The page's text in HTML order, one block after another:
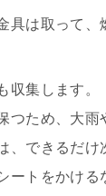
具は取って、
収集します。
つため、大雨
、できるだけ
ートをかける